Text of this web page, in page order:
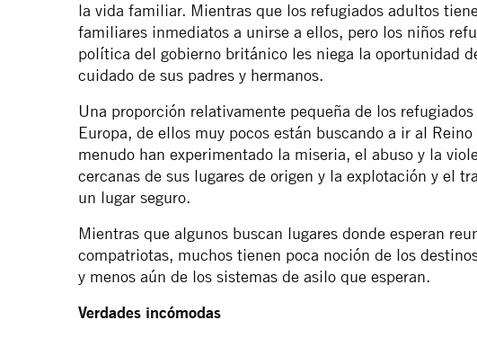
la vida familiar. Mientras que los refugiados adultos
familiares inmediatos a unirse a ellos, pero los niños
política del gobierno británico les niega la oportunidad
cuidado de sus padres y hermanos.
Una proporción relativamente pequeña de los
Europa, de ellos muy pocos están buscando a ir al
menudo han experimentado la miseria, el abuso y la
cercanas de sus lugares de origen y la explotación y el
un lugar seguro.
Mientras que algunos buscan lugares donde esperan
compatriotas, muchos tienen poca noción de los
y menos aún de los sistemas de asilo que esperan.
Verdades incómodas